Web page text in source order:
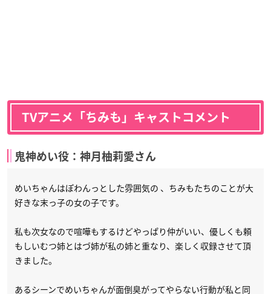
TVアニメ「ちみも」キャストコメント
鬼神めい役：神月柚莉愛さん
めいちゃんはぽわんっとした雰囲気の 、ちみもたちのことが大
好きな末っ子の女の子です。
私も次女なので喧嘩もするけどやっぱり仲がいい、優しくも頼
もしいむつ姉とはづ姉が私の姉と重なり、楽しく収録させて頂
きました。
あるシーンでめいちゃんが面倒臭がってやらない行動が私と同